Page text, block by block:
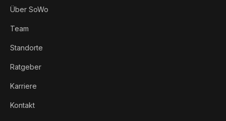
Über SoWo
Team
Standorte
Ratgeber
Karriere
Kontakt